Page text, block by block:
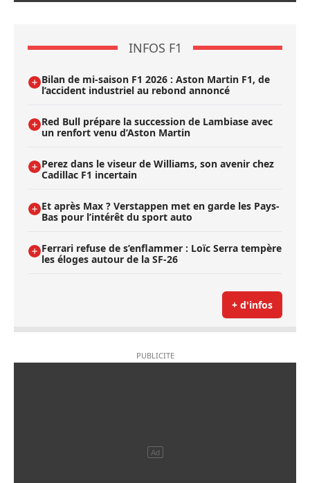
INFOS F1
Bilan de mi-saison F1 2026 : Aston Martin F1, de
l’accident industriel au rebond annoncé
Red Bull prépare la succession de Lambiase avec
un renfort venu d’Aston Martin
Perez dans le viseur de Williams, son avenir chez
Cadillac F1 incertain
Et après Max ? Verstappen met en garde les Pays-
Bas pour l’intérêt du sport auto
Ferrari refuse de s’enflammer : Loïc Serra tempère
les éloges autour de la SF-26
+ d'infos